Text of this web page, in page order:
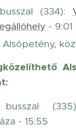
(334):
- 9:01
Alsópetény,
busszal
- 15:55